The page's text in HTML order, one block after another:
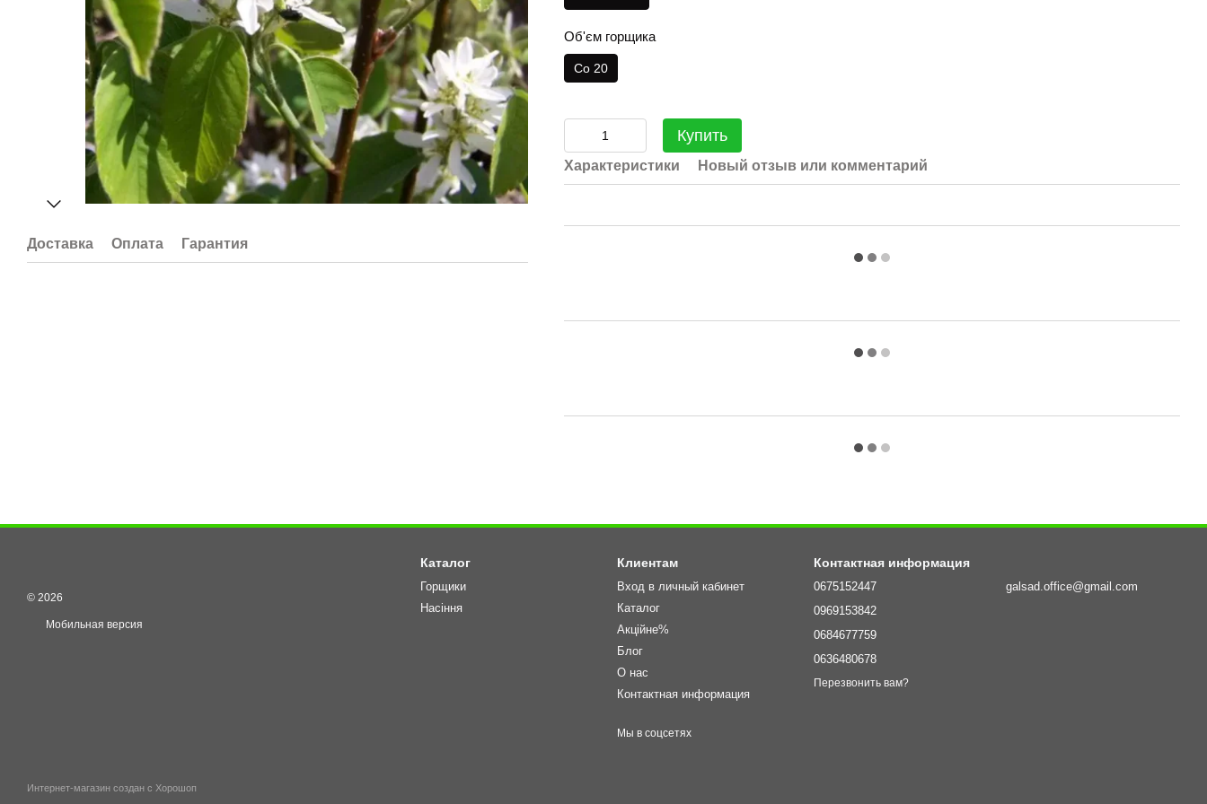
Доставка Оплата Гарантия
Об'єм горщика
Co 20
Купить
Характеристики Новый отзыв или комментарий
© 2026
Мобильная версия
Интернет-магазин создан с Хорошоп
Каталог
Горщики
Насіння
Клиентам
Вход в личный кабинет
Каталог
Акційне%
Блог
О нас
Контактная информация
Мы в соцсетях
Контактная информация
0675152447
0969153842
0684677759
0636480678
Перезвонить вам?
galsad.office@gmail.com